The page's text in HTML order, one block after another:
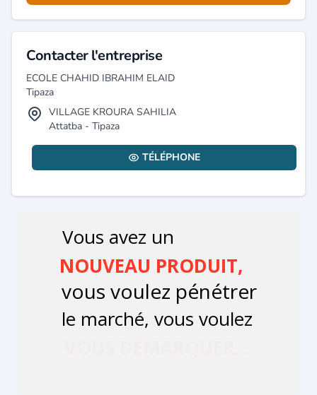
Contacter l'entreprise
ECOLE CHAHID IBRAHIM ELAID
Tipaza
VILLAGE KROURA SAHILIA
Attatba - Tipaza
TÉLÉPHONE